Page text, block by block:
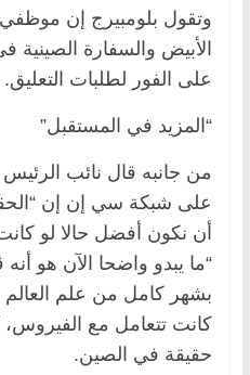
وتقول بلومبيرج إن موظفي
الأبيض والسفارة
على الفور لطلبات التعليق.
“المزيد في المستقبل”
من جانبه قال نائب الرئيس
على شبكة سي إن إن
أن نكون أفضل حالا لو
“ما يبدو واضحا الآن هو
بشهر كامل من علم
كانت تتعامل مع
حقيقة في الصين.